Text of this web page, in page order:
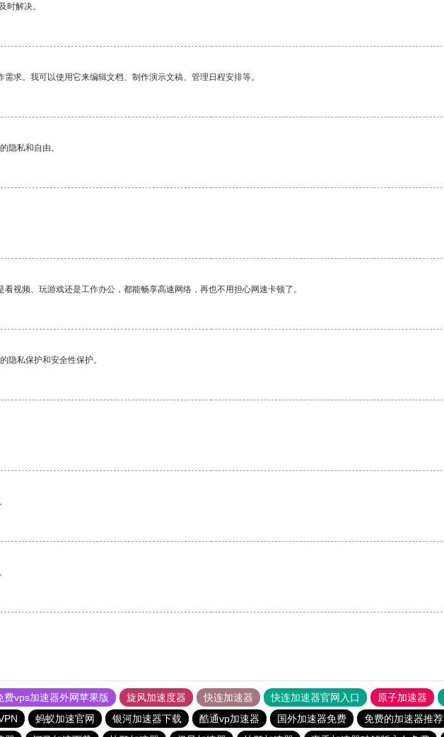
时解决。
求。我可以使用它来编辑文档、制作演示文稿、管理日程安排等。
隐私和自由。
视频、玩游戏还是工作办公，都能畅享高速网络，再也不用担心网速卡顿了。
隐私保护和安全性保护。
费vps加速器外网苹果版 旋风加速度器 快连加速器 快连加速器官网入口 原子加速器
蚂蚁加速官网 银河加速器下载 酷通vp加速器 国外加速器免费 免费的加速器推荐